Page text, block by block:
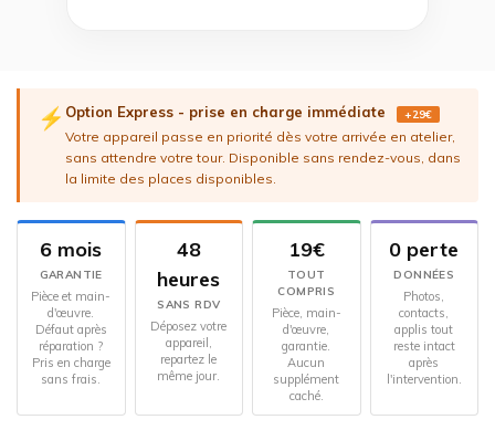
⚡ Option Express - prise en charge immédiate +29€
Votre appareil passe en priorité dès votre arrivée en atelier,
sans attendre votre tour. Disponible sans rendez-vous, dans
la limite des places disponibles.
6 mois
GARANTIE
Pièce et main-
d'œuvre.
Défaut après
réparation ?
Pris en charge
sans frais.
48
heures
SANS RDV
Déposez votre
appareil,
repartez le
même jour.
19€
TOUT
COMPRIS
Pièce, main-
d'œuvre,
garantie.
Aucun
supplément
caché.
0 perte
DONNÉES
Photos,
contacts,
applis tout
reste intact
après
l'intervention.